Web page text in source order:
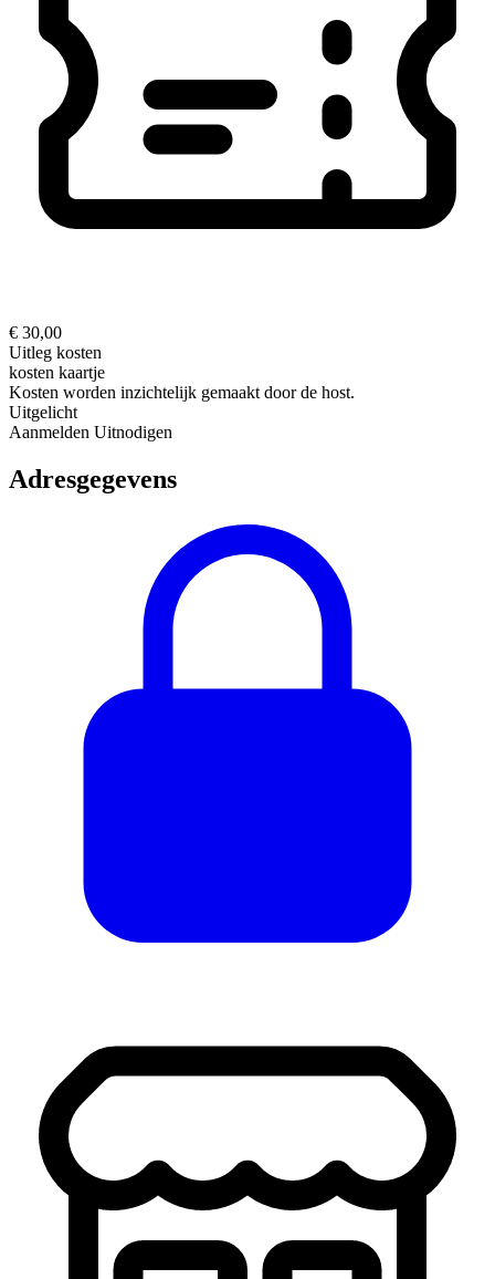
€ 30,00
Uitleg kosten
kosten kaartje
Kosten worden inzichtelijk gemaakt door de host.
Uitgelicht
Aanmelden Uitnodigen
Adresgegevens